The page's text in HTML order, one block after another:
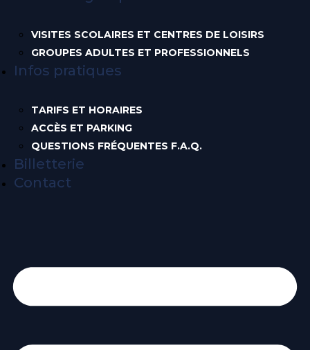
VISITES SCOLAIRES ET CENTRES DE LOISIRS
GROUPES ADULTES ET PROFESSIONNELS
Infos pratiques
TARIFS ET HORAIRES
ACCÈS ET PARKING
QUESTIONS FRÉQUENTES F.A.Q.
Billetterie
Contact